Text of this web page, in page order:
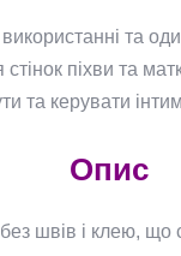
та
піхви та
та керувати
Опис
швів і клею, що